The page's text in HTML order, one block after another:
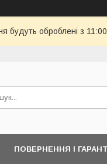
будуть оброблені з
ПОВЕРНЕННЯ І